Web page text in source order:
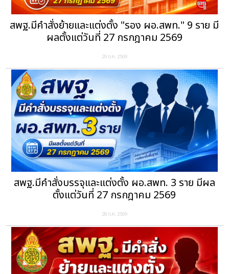
สพฐ.มีคำสั่งย้ายและแต่งตั้ง "รอง ผอ.สพท." 9 ราย มี
ผลตั้งแต่วันที่ 27 กรกฎาคม 2569
29 ก.ค. 2569
สพฐ.มีคำสั่งบรรจุและแต่งตั้ง ผอ.สพท. 3 ราย มีผล
ตั้งแต่วันที่ 27 กรกฎาคม 2569
28 ก.ค. 2569